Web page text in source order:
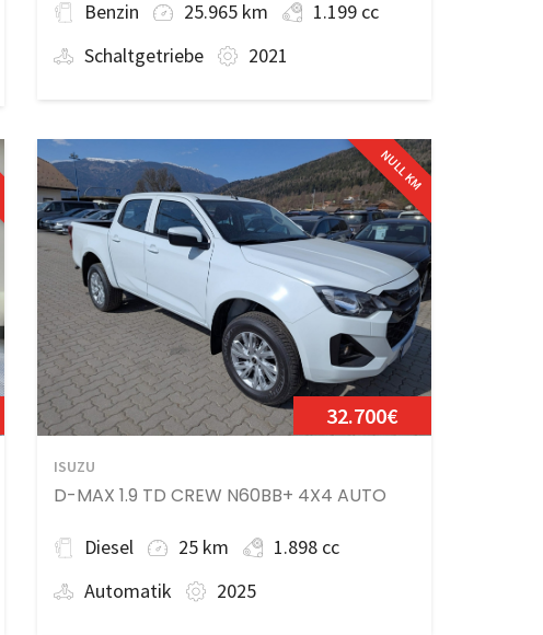
Benzin 25.965 km
1.199 cc
Schaltgetriebe
2021
NULL KM
32.700€
ISUZU
D-MAX 1.9 TD CREW N60BB+ 4X4 AUTO
Diesel 25 km
1.898 cc
Automatik
2025